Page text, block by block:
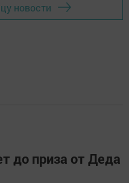
новости
до приза от Деда